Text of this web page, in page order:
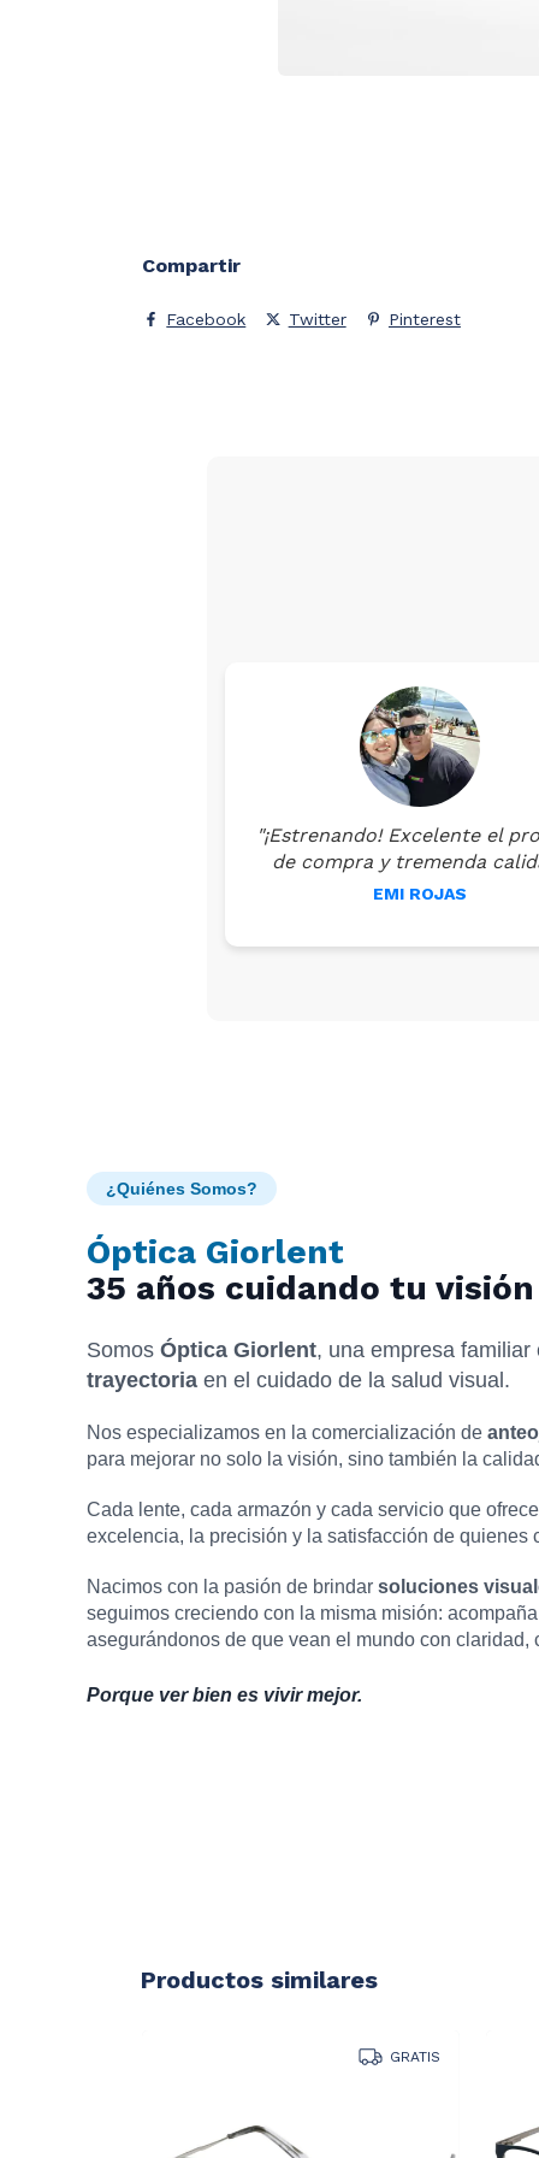
Compartir
Facebook Twitter Pinterest
"¡Estrenando! Excelente el
de compra y tremenda
EMI ROJAS
¿Quiénes Somos?
Óptica Giorlent
35 años cuidando tu visión
Somos Óptica Giorlent, una empresa
trayectoria en el cuidado de la salud visual.
Nos especializamos en la comercialización de
para mejorar no solo la visión, sino también la
Cada lente, cada armazón y cada servicio que
excelencia, la precisión y la satisfacción de quienes
Nacimos con la pasión de brindar soluciones
seguimos creciendo con la misma misión:
asegurándonos de que vean el mundo con claridad,
Porque ver bien es vivir mejor.
Productos similares
GRATIS